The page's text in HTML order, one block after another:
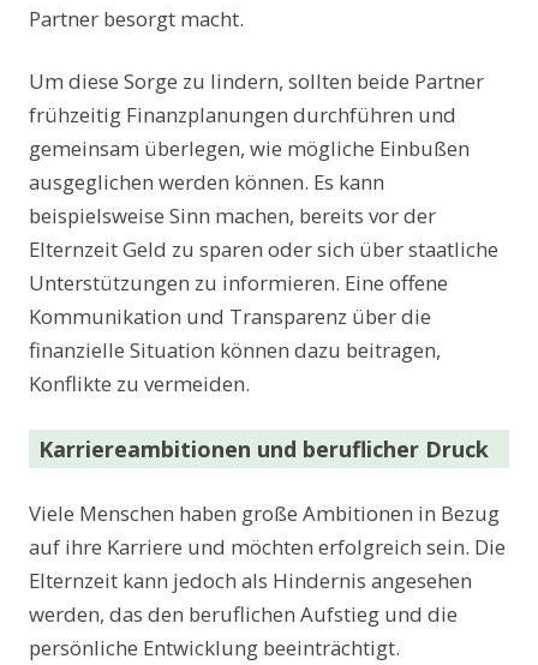
Partner besorgt macht.
Um diese Sorge zu lindern, sollten beide Partner
frühzeitig Finanzplanungen durchführen und
gemeinsam überlegen, wie mögliche Einbußen
ausgeglichen werden können. Es kann
beispielsweise Sinn machen, bereits vor der
Elternzeit Geld zu sparen oder sich über staatliche
Unterstützungen zu informieren. Eine offene
Kommunikation und Transparenz über die
finanzielle Situation können dazu beitragen,
Konflikte zu vermeiden.
Karriereambitionen und beruflicher Druck
Viele Menschen haben große Ambitionen in Bezug
auf ihre Karriere und möchten erfolgreich sein. Die
Elternzeit kann jedoch als Hindernis angesehen
werden, das den beruflichen Aufstieg und die
persönliche Entwicklung beeinträchtigt.